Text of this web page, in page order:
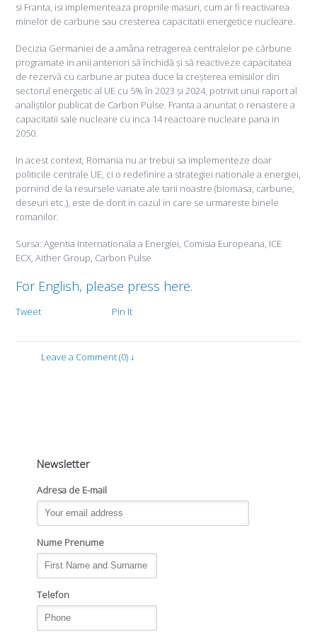
si Franta, isi implementeaza propriile masuri, cum ar fi reactivarea
minelor de carbune sau cresterea capacitatii energetice nucleare.
Decizia Germaniei de a amâna retragerea centralelor pe cărbune
programate in anii anteriori să închidă și să reactiveze capacitatea
de rezervă cu carbune ar putea duce la creșterea emisiilor din
sectorul energetic al UE cu 5% în 2023 și 2024, potrivit unui raport al
analiștilor publicat de Carbon Pulse. Franta a anuntat o renastere a
capacitatii sale nucleare cu inca 14 reactoare nucleare pana in
2050.
In acest context, Romania nu ar trebui sa implementeze doar
politicile centrale UE, ci o redefinire a strategiei nationale a energiei,
pornind de la resursele variate ale tarii noastre (biomasa, carbune,
deseuri etc.), este de dorit in cazul in care se urmareste binele
romanilor.
Sursa: Agentia Internationala a Energiei, Comisia Europeana, ICE
ECX, Aither Group, Carbon Pulse
For English, please press here.
Tweet Pin It
Leave a Comment (0) ↓
Newsletter
Adresa de E-mail
Nume Prenume
Telefon